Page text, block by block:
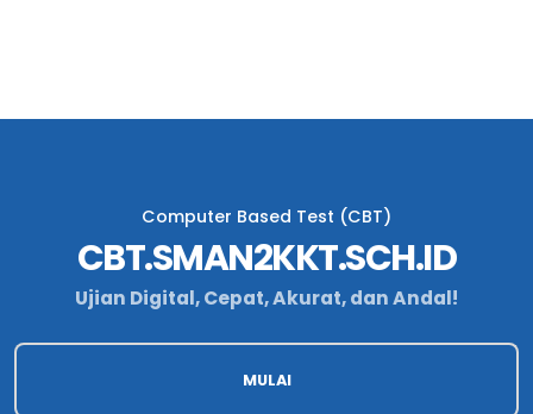
Computer Based Test (CBT)
CBT.SMAN2KKT.SCH.ID
Ujian Digital, Cepat, Akurat, dan Andal!
MULAI